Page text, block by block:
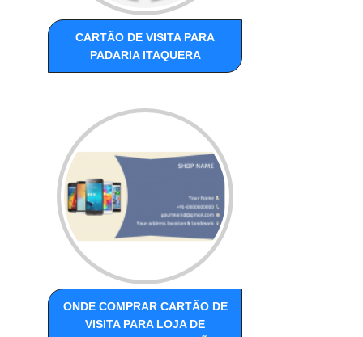
CARTÃO DE VISITA PARA
PADARIA ITAQUERA
ONDE COMPRAR CARTÃO DE
VISITA PARA LOJA DE